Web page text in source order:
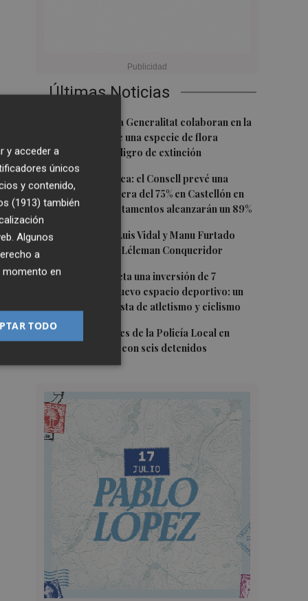
Últimas Noticias
PortCastelló y la Generalitat colaboran en la
conservación de una especie de flora
autóctona en peligro de extinción
2Previsión turística: el Consell prevé una
ocupación hotelera del 75% en Castellón en
agosto: los apartamentos alcanzarán un 89%
3Nacho Huerta, Luis Vidal y Manu Furtado
renuevan con el Léleman Conqueridor
4 Vila-real proyecta una inversión de 7
millones en un nuevo espacio deportivo: un
complejo con pista de atletismo y ciclismo
5Los 140 controles de la Policía Local en
Lorca se saldan con seis detenidos
y acceder a
únicos
y contenido,
(1913) también
Algunos
a
momento en
TODO